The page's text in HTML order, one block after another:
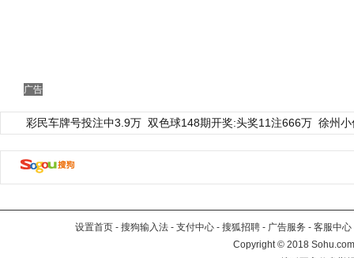
广告
彩民车牌号投注中3.9万 双色球148期开奖:头奖11注666万 徐州
设置首页 - 搜狗输入法 - 支付中心 - 搜狐招聘 - 广告服务 - 客服中心
Copyright©2018